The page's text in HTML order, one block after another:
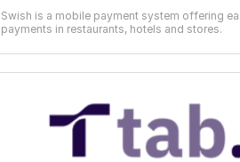
Swish is a mobile payment system offering easy
payments in restaurants, hotels and stores.